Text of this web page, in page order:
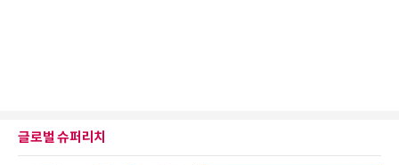
글로벌 슈퍼리치